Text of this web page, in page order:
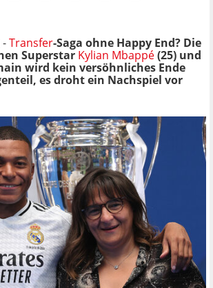
Transfer-Saga ohne Happy End? Die
Superstar Kylian Mbappé(25) und
wird kein versöhnliches Ende
es droht ein Nachspiel vor